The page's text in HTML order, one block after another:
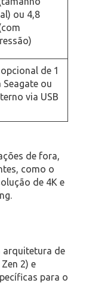
ou 4,8
de 1
Seagate ou
via USB
de fora,
como o
de 4K e
arquitetura de
2) e
para o